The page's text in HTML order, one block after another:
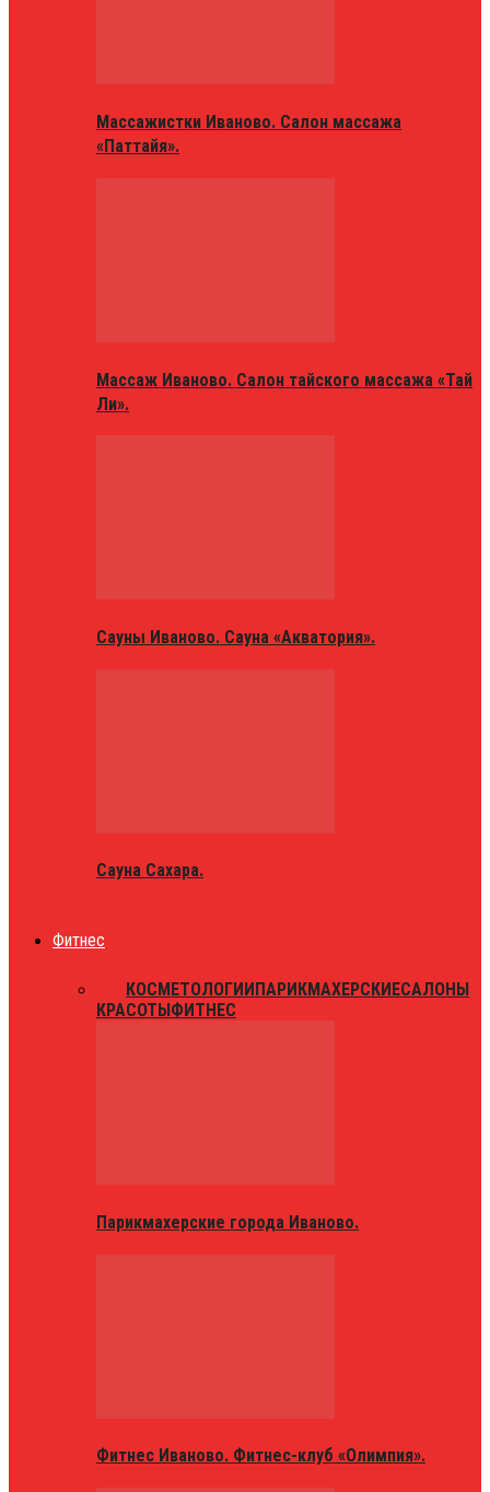
Массажистки Иваново. Салон массажа
«Паттайя».
Массаж Иваново. Салон тайского массажа «Тай
Ли».
Сауны Иваново. Сауна «Акватория».
Сауна Сахара.
Фитнес
КОСМЕТОЛОГИИПАРИКМАХЕРСКИЕСАЛОНЫ
КРАСОТЫФИТНЕС
Парикмахерские города Иваново.
Фитнес Иваново. Фитнес-клуб «Олимпия».